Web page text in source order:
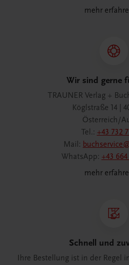
mehr
Wir sind gerne
TRAUNER Verlag +
Köglstraße 14 |
Österreich/
Tel.: +43 732
Mail:
WhatsApp: +43 664
mehr
Schnell und
Ihre Bestellung ist in der Regel